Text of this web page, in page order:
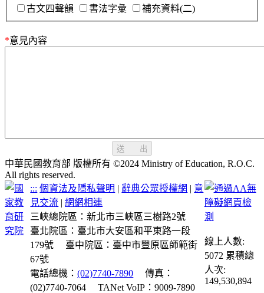
古文四聲韻
書法字彙 補充資料(二)
*意見內容
送 出
中華民國教育部 版權所有 ©2024 Ministry of Education, R.O.C.
All rights reserved.
::: 個資法及隱私聲明 | 辭典公眾授權網 | 意
見交流 |網網相連
三峽總院區：新北市三峽區三樹路2號
臺北院區：臺北市大安區和平東路一段
179號
臺中院區：臺中市豐原區師範街
67號
電話總機：(02)7740-7890
傳真：
(02)7740-7064
TANet VoIP：9009-7890
線上人數:
5072 累積總
人次:
149,530,894